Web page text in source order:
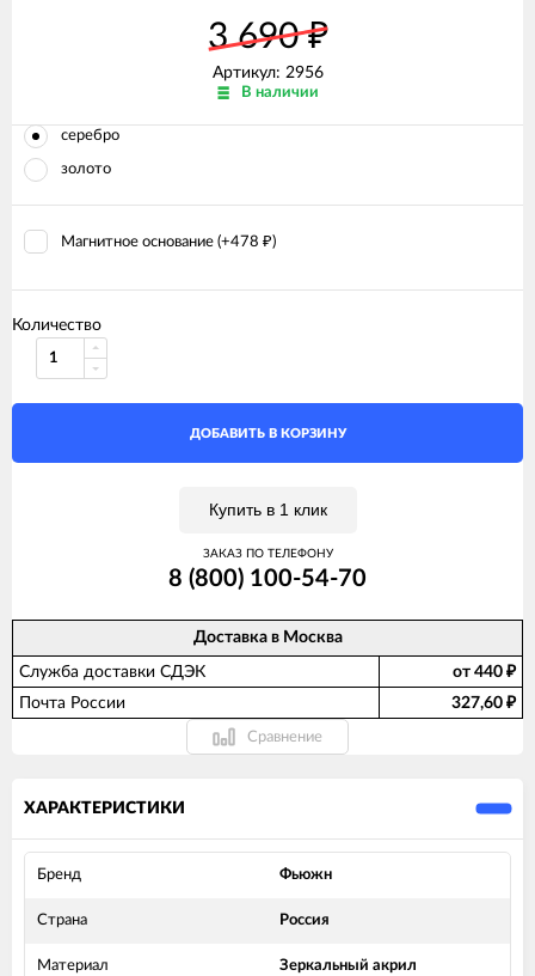
3 690₽
Артикул: 2956
В наличии
серебро
золото
Магнитное основание (+478 ₽)
Количество
ДОБАВИТЬ В КОРЗИНУ
Купить в 1 клик
ЗАКАЗ ПО ТЕЛЕФОНУ
8 (800) 100-54-70
Доставка в Москва
Служба доставки СДЭК от 440 ₽
Почта России 327,60 ₽
Сравнение
ХАРАКТЕРИСТИКИ
Бренд Фьюжн
Страна Россия
Материал Зеркальный акрил